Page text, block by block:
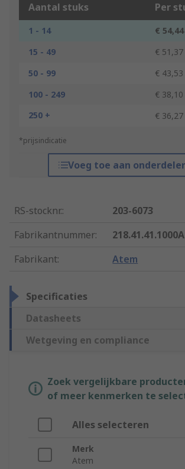
Aantal stuks Per
1 - 14
€ 54,44
15 - 49
€ 51,37
50 - 99
€ 43,53
100 - 249
€ 38,10
250 +
€ 36,27
*prijsindicatie
Voeg toe aan
RS-stocknr.:
203-6073
Fabrikantnummer:
218.41.41.1000A
Fabrikant: Atem
Specificaties
Datasheets
Wetgeving en compliance
Zoek vergelijkbare
of meer kenmerken te
Alles selecteren
Merk
Atem